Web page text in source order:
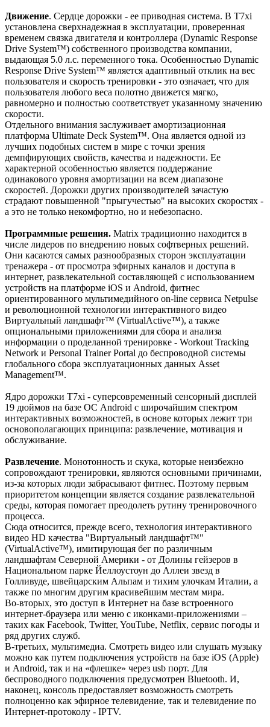
Движение. Сердце дорожки - ее приводная система. В T7xi
установлена сверхнадежная в эксплуатации, проверенная
временем связка двигателя и контроллера (Dynamic Response
Drive System™) собственного производства компании,
выдающая 5.0 л.с. переменного тока. Особенностью Dynamic
Response Drive System™ является адаптивный отклик на вес
пользователя и скорость тренировки - это означает, что для
пользователя любого веса полотно движется мягко,
равномерно и полностью соответствует указанному значению
скорости.
Отдельного внимания заслуживает амортизационная
платформа Ultimate Deck System™. Она является одной из
лучших подобных систем в мире с точки зрения
демпфирующих свойств, качества и надежности. Ее
характерной особенностью является поддержание
одинакового уровня амортизации на всем диапазоне
скоростей. Дорожки других производителей зачастую
страдают повышенной "прыгучестью" на высоких скоростях -
а это не только некомфортно, но и небезопасно.
Программные решения. Matrix традиционно находится в
числе лидеров по внедрению новых софтверных решений.
Они касаются самых разнообразных сторон эксплуатации
тренажера - от просмотра эфирных каналов и доступа в
интернет, развлекательной составляющей с использованием
устройств на платформе iOS и Android, фитнес
ориентированного мультимедийного on-line сервиса Netpulse
и революционной технологии интерактивного видео
Виртуальный ландшафт™ (VirtualActive™), а также
опциональными приложениями для сбора и анализа
информации о проделанной тренировке - Workout Tracking
Network и Personal Trainer Portal до беспроводной системы
глобального сбора эксплуатационных данных Asset
Management™.
Ядро дорожки T7xi - суперсовременный сенсорный дисплей
19 дюймов на базе ОС Android с широчайшим спектром
интерактивных возможностей, в основе которых лежит три
основополагающих принципа: развлечение, мотивация и
обслуживание.
Развлечение. Монотонность и скука, которые неизбежно
сопровождают тренировки, являются основными причинами,
из-за которых люди забрасывают фитнес. Поэтому первым
приоритетом концепции является создание развлекательной
среды, которая помогает преодолеть рутину тренировочного
процесса.
Сюда относится, прежде всего, технология интерактивного
видео HD качества "Виртуальный ландшафт™"
(VirtualActive™), имитирующая бег по различным
ландшафтам Северной Америки - от Долины гейзеров в
Национальном парке Йеллоустоун до Аллеи звезд в
Голливуде, швейцарским Альпам и тихим улочкам Италии, а
также по многим другим красивейшим местам мира.
Во-вторых, это доступ в Интернет на базе встроенного
интернет-браузера или меню с иконками-приложениями –
таких как Facebook, Twitter, YouTube, Netflix, сервис погоды и
ряд других служб.
В-третьих, мультимедиа. Смотреть видео или слушать музыку
можно как путем подключения устройств на базе iOS (Apple)
и Android, так и на «флешке» через usb порт. Для
беспроводного подключения предусмотрен Bluetooth. И,
наконец, консоль предоставляет возможность смотреть
полноценно как эфирное телевидение, так и телевидение по
Интернет-протоколу - IPTV.